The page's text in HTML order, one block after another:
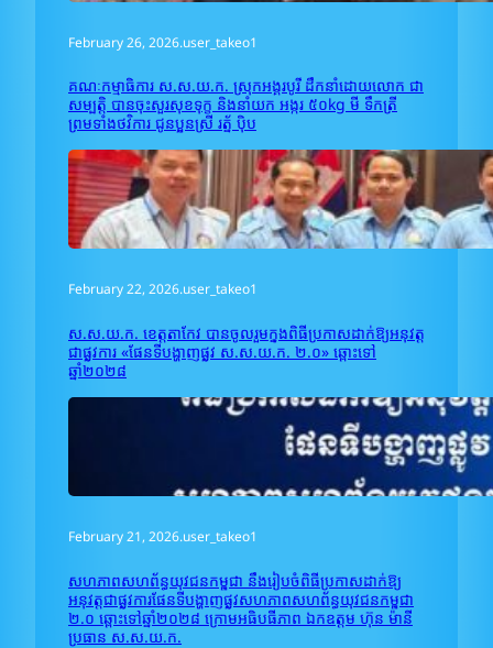
February 26, 2026.user_takeo1
គណៈកម្មាធិការ ស.ស.យ.ក. ស្រុកអង្គរបូរី ដឹកនាំដោយលោក ជា
សម្បត្តិ បានចុះសួរសុខទុក្ខ និងនាំយក អង្ករ ៥០kg មី ទឹកត្រី
ព្រមទាំងថវិការ ជូនប្អូនស្រី រត្ន័ ប៉ិប
February 22, 2026.user_takeo1
ស.ស.យ.ក. ខេត្តតាកែវ បានចូលរួមក្នុងពិធីប្រកាសដាក់ឱ្យអនុវត្ត
ជាផ្លូវការ «ផែនទីបង្ហាញផ្លូវ ស.ស.យ.ក. ២.០» ឆ្ពោះទៅ
ឆ្នាំ២០២៨
February 21, 2026.user_takeo1
សហភាពសហព័ន្ធយុវជនកម្ពុជា នឹងរៀបចំពិធីប្រកាសដាក់ឱ្យ
អនុវត្តជាផ្លូវការផែនទីបង្ហាញផ្លូវសហភាពសហព័ន្ធយុវជនកម្ពុជា
២.០ ឆ្ពោះទៅឆ្នាំ២០២៨ ក្រោមអធិបធីភាព ឯកឧត្តម ហ៊ុន ម៉ានី
ប្រធាន ស.ស.យ.ក.